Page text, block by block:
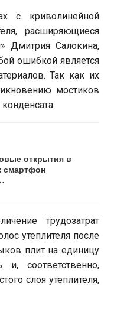
с криволинейной
расширяющиеся
Дмитрия Салокина,
ошибкой является
Так как их
мостиков
открытия в
смартфон
трудозатрат
утеплителя после
плит на единицу
и, соответственно,
слоя утеплителя,